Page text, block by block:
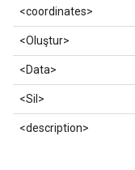
<coordinates>
<Oluştur>
<Data>
<Sil>
<description>